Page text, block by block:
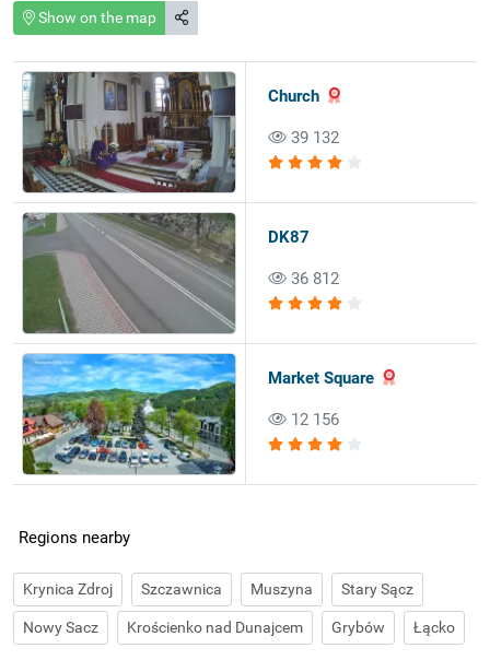
Show on the map
Church
39 132
DK87
36 812
Market Square
12 156
Regions nearby
Krynica Zdroj Szczawnica Muszyna Stary Sącz
Nowy Sacz Krościenko nad Dunajcem Grybów Łącko